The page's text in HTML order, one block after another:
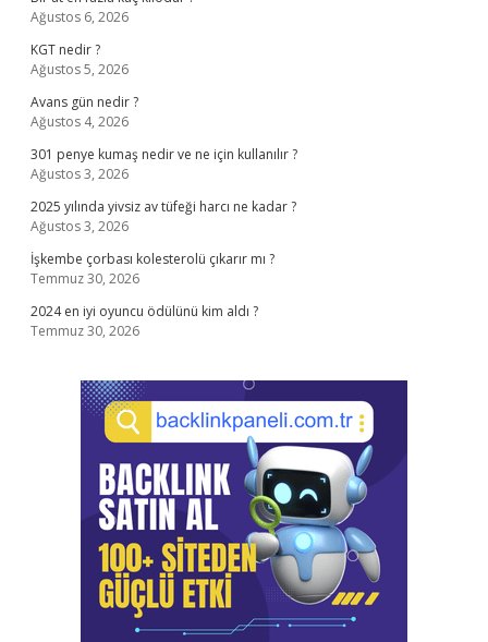
Ağustos 6, 2026
KGT nedir ?
Ağustos 5, 2026
Avans gün nedir ?
Ağustos 4, 2026
301 penye kumaş nedir ve ne için kullanılır ?
Ağustos 3, 2026
2025 yılında yivsiz av tüfeği harcı ne kadar ?
Ağustos 3, 2026
İşkembe çorbası kolesterolü çıkarır mı ?
Temmuz 30, 2026
2024 en iyi oyuncu ödülünü kim aldı ?
Temmuz 30, 2026